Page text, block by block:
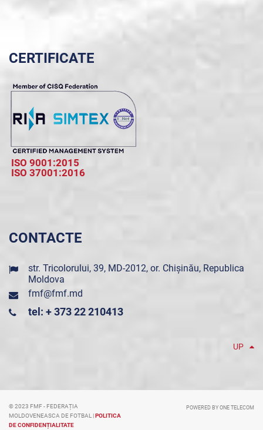
CERTIFICATE
ISO 9001:2015
ISO 37001:2016
CONTACTE
str. Tricolorului, 39, MD-2012, or. Chișinău, Republica
Moldova
fmf@fmf.md
tel: + 373 22 210413
UP
© 2023 FMF - FEDERAȚIA
MOLDOVENEASCA DE FOTBAL |POLITICA
DE CONFIDENȚIALITATE
POWERED BY ONE TELECOM